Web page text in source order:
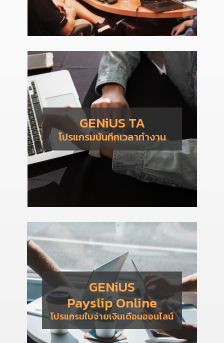
GENiUS TA
โปรแกรมบันทึกเวลาทำงาน
GENiUS
Payslip Online
โปรแกรมใบจ่ายเงินเดือนออนไลน์